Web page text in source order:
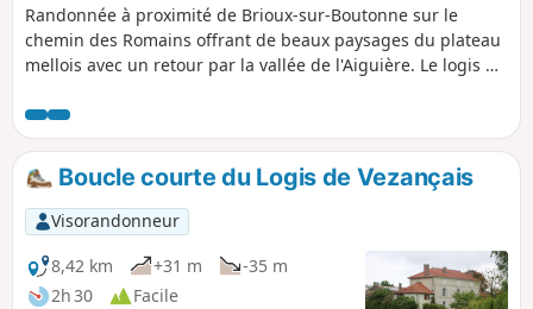
Randonnée à proximité de Brioux-sur-Boutonne sur le
chemin des Romains offrant de beaux paysages du plateau
mellois avec un retour par la vallée de l'Aiguière. Le logis de
Boucle courte du Logis de Vezançais
Visorandonneur
8,42 km
+31 m
-35 m
2h 30
Facile